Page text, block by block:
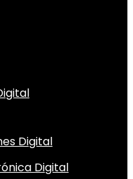
Digital
Digital